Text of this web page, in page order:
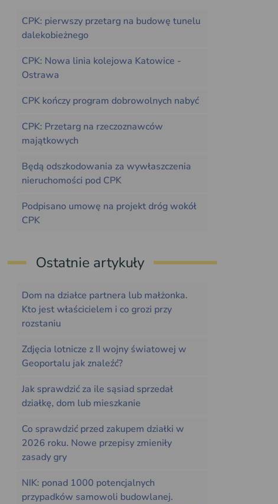
CPK: pierwszy przetarg na budowę tunelu
dalekobieżnego
CPK: Nowa linia kolejowa Katowice -
Ostrawa
CPK kończy program dobrowolnych nabyć
CPK: Przetarg na rzeczoznawców
majątkowych
Będą odszkodowania za wywłaszczenia
nieruchomości pod CPK
Podpisano umowę na projekt dróg wokół
CPK
Ostatnie artykuły
Dom na działce partnera lub małżonka.
Kto jest właścicielem i co grozi przy
rozstaniu
Zdjęcia lotnicze z II wojny światowej w
Geoportalu jak znaleźć?
Jak sprawdzić za ile sąsiad sprzedał
działkę, dom lub mieszkanie
Co sprawdzić przed zakupem działki w
2026 roku. Nowe przepisy zmieniły
zasady gry
NIK: ponad 1000 potencjalnych
przypadków samowoli budowlanej.